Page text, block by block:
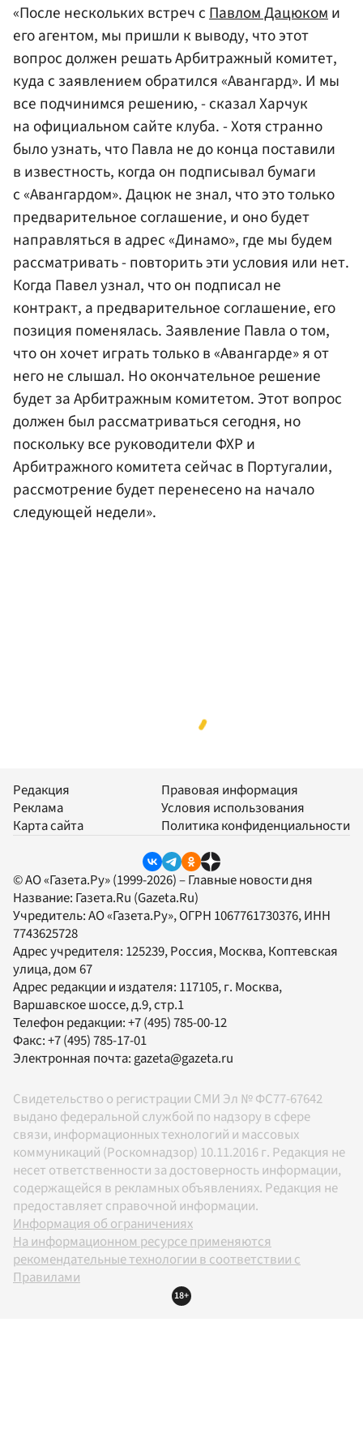
«После нескольких встреч сПавлом Дацюкоми
его агентом, мы пришли к выводу, что этот
вопрос должен решать Арбитражный комитет,
куда с заявлением обратился «Авангард». И мы
все подчинимся решению, - сказал Харчук
на официальном сайте клуба. - Хотя странно
было узнать, что Павла не до конца поставили
в известность, когда он подписывал бумаги
с «Авангардом». Дацюк не знал, что это только
предварительное соглашение, и оно будет
направляться в адрес «Динамо», где мы будем
рассматривать - повторить эти условия или нет.
Когда Павел узнал, что он подписал не
контракт, а предварительное соглашение, его
позиция поменялась. Заявление Павла о том,
что он хочет играть только в «Авангарде» я от
него не слышал. Но окончательное решение
будет за Арбитражным комитетом. Этот вопрос
должен был рассматриваться сегодня, но
поскольку все руководители ФХР и
Арбитражного комитета сейчас в Португалии,
рассмотрение будет перенесено на начало
следующей недели».
Редакция
Реклама
Карта сайта
Правовая информация
Условия использования
Политика конфиденциальности
© АО «Газета.Ру» (1999-2026) – Главные новости дня
Название: Газета.Ru (Gazeta.Ru)
Учредитель:АО «Газета.Ру», ОГРН 1067761730376, ИНН
7743625728
Адрес учредителя: 125239, Россия, Москва, Коптевская
улица, дом 67
Адрес редакции и издателя: 117105, г. Москва,
Варшавское шоссе, д.9, стр.1
Телефон редакции:+7 (495) 785-00-12
Факс:+7 (495) 785-17-01
Электронная почта: gazeta@gazeta.ru
Свидетельство о регистрации СМИ Эл № ФС77-67642
выдано федеральной службой по надзору в сфере
связи, информационных технологий и массовых
коммуникаций (Роскомнадзор) 10.11.2016 г. Редакция не
несет ответственности за достоверность информации,
содержащейся в рекламных объявлениях. Редакция не
предоставляет справочной информации.
Информация об ограничениях
На информационном ресурсе применяются
рекомендательные технологии в соответствии с
Правилами
18+